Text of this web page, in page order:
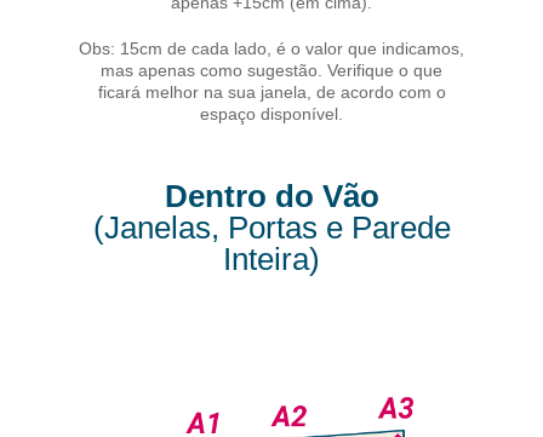
Obs: 15cm de cada lado, é o valor que indicamos,
mas apenas como sugestão. Verifique o que
ficará melhor na sua janela, de acordo com o
espaço disponível.
Dentro do Vão
(Janelas, Portas e Parede
Inteira)